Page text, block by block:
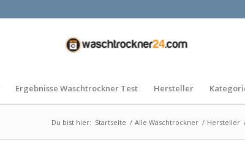
Ergebnisse Waschtrockner Test Hersteller
Du bist hier: Startseite / Alle Waschtrockner / Hersteller